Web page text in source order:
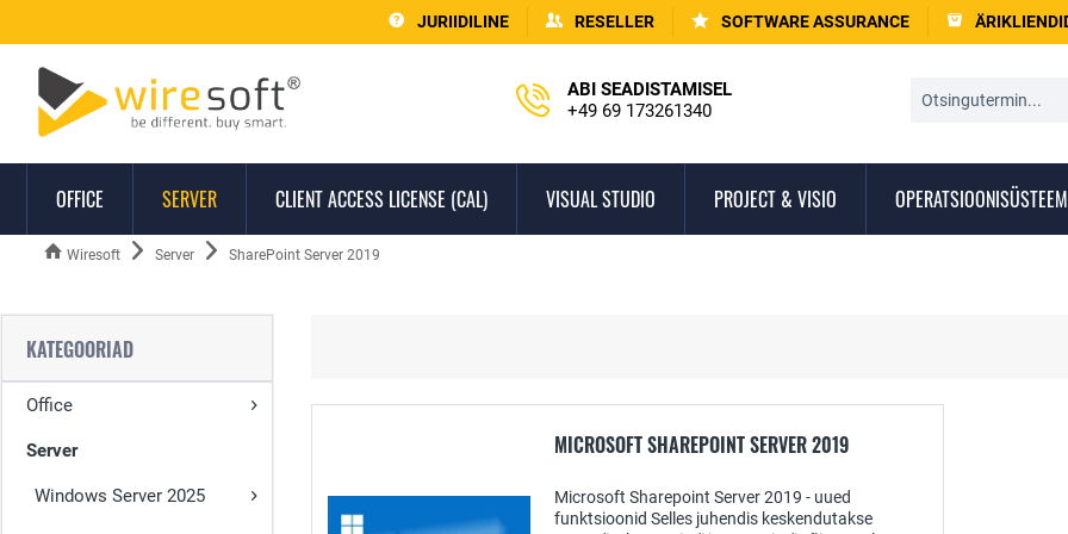
JURIIDILINE RESELLER SOFTWARE ASSURANCE
ABI SEADISTAMISEL
+49 69 173261340
OFFICE SERVER CLIENT ACCESS LICENSE (CAL) VISUAL STUDIO PROJECT & VISIO
Wiresoft Server SharePoint Server 2019
KATEGOORIAD
Office
Server
Windows Server 2025
MICROSOFT SHAREPOINT SERVER 2019
Microsoft Sharepoint Server 2019 - uued
funktsioonid Selles juhendis keskendutakse